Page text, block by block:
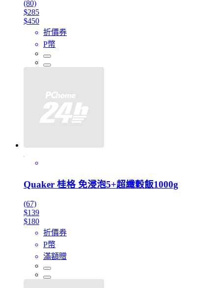
(80)
$285
$450
折價券
P幣
Quaker 桂格 免浸泡5+超纖穀飯1000g
(67)
$139
$180
折價券
P幣
滿額贈